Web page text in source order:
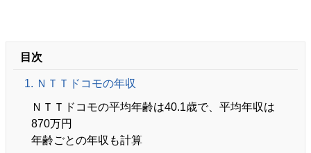
目次
1. ＮＴＴドコモの年収
ＮＴＴドコモの平均年齢は40.1歳で、平均年収は
870万円
年齢ごとの年収も計算